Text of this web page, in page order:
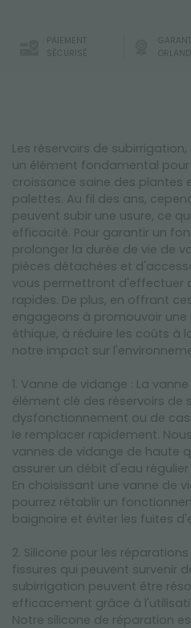
PAIEMENT
SÉCURISÉ
Les réservoirs de
un élément fondamental
croissance saine des plantes
palettes. Au fil des ans,
peuvent subir une usure, ce
efficacité. Pour garantir un
prolonger la durée de vie de
pièces détachées et
vous permettront d'effectuer
rapides. De plus, en offrant
engageons à promouvoir
éthique, à réduire les coûts à
notre impact sur
1. Vanne de vidange : La
élément clé des réservoirs de
dysfonctionnement ou de
le remplacer rapidement.
vannes de vidange de haute
assurer un débit d'eau
En choisissant une vanne de
pourrez rétablir un
baignoire et éviter les fuites
2. Silicone pour les
fissures qui peuvent survenir
subirrigation peuvent être
efficacement grâce à
Notre silicone de réparation